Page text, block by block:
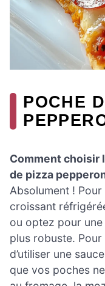
POCHE
Comment choisir
de pizza
Absolument !
croissant
ou optez pour
plus robuste.
d’utiliser une
que vos poches